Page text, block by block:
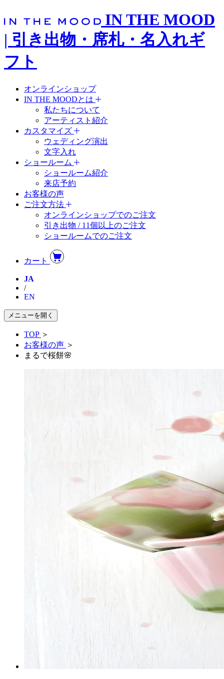
IN THE MOOD
| 引き出物・席札・名入れギ
フト
オンラインショップ
IN THE MOODとは
私たちについて
アーティスト紹介
カスタマイズ
ウェディング演出
文字入れ
ショールーム
ショールーム紹介
来店予約
お客様の声
ご注文方法
オンラインショップでのご注文
引き出物 / 11個以上のご注文
ショールームでのご注文
カート
JA
/
EN
メニューを開く
TOP ＞
お客様の声 ＞
まるで桜餅🌸